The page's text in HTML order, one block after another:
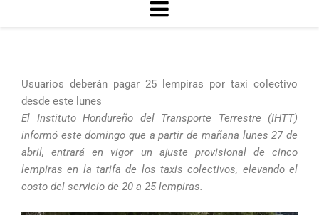
Usuarios deberán pagar 25 lempiras por taxi colectivo
desde este lunes
El Instituto Hondureño del Transporte Terrestre (IHTT)
informó este domingo que a partir de mañana lunes 27 de
abril, entrará en vigor un ajuste provisional de cinco
lempiras en la tarifa de los taxis colectivos, elevando el
costo del servicio de 20 a 25 lempiras.